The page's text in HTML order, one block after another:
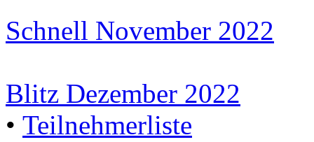
Schnell November 2022
Blitz Dezember 2022
• Teilnehmerliste